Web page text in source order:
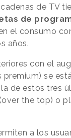
de TV
de
el consumo
años.
con el
premium) se
de estos tres
(over the top) o
a los